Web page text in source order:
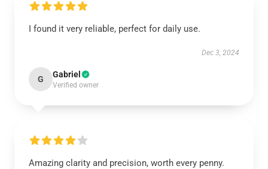
I found it very reliable, perfect for daily use.
Dec 3, 2024
G Gabriel
Verified owner
Amazing clarity and precision, worth every penny.